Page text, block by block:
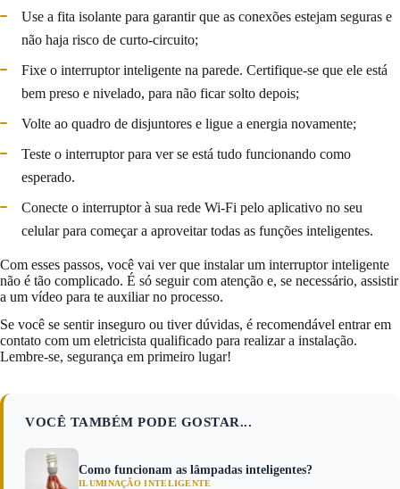
Use a fita isolante para garantir que as conexões estejam seguras e
não haja risco de curto-circuito;
Fixe o interruptor inteligente na parede. Certifique-se que ele está
bem preso e nivelado, para não ficar solto depois;
Volte ao quadro de disjuntores e ligue a energia novamente;
Teste o interruptor para ver se está tudo funcionando como
esperado.
Conecte o interruptor à sua rede Wi-Fi pelo aplicativo no seu
celular para começar a aproveitar todas as funções inteligentes.
Com esses passos, você vai ver que instalar um interruptor inteligente
não é tão complicado. É só seguir com atenção e, se necessário, assistir
a um vídeo para te auxiliar no processo.
Se você se sentir inseguro ou tiver dúvidas, é recomendável entrar em
contato com um eletricista qualificado para realizar a instalação.
Lembre-se, segurança em primeiro lugar!
VOCÊ TAMBÉM PODE GOSTAR...
Como funcionam as lâmpadas inteligentes?
ILUMINAÇÃO INTELIGENTE